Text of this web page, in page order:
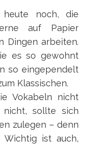
noch, die
auf Papier
Dingen arbeiten.
es so gewohnt
so eingependelt
Klassischen.
Vokabeln nicht
nicht, sollte sich
zulegen – denn
Wichtig ist auch,